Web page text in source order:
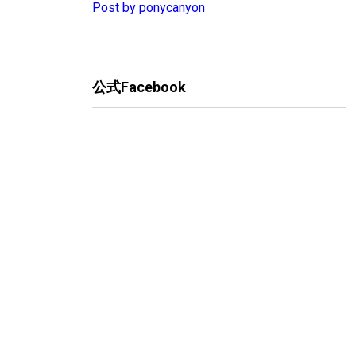
Post by ponycanyon
公式Facebook